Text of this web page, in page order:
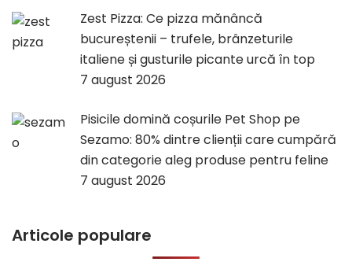
Zest Pizza: Ce pizza mănâncă
bucureștenii – trufele, brânzeturile
italiene și gusturile picante urcă în top
7 august 2026
Pisicile domină coșurile Pet Shop pe
Sezamo: 80% dintre clienții care cumpără
din categorie aleg produse pentru feline
7 august 2026
Articole populare